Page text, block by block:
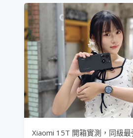
Xiaomi 15T 開箱實測，同級最